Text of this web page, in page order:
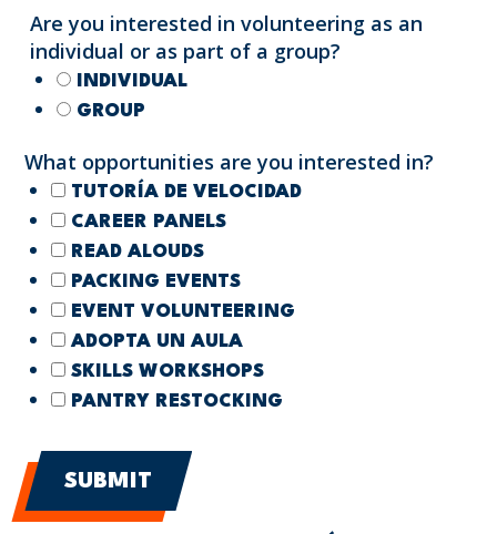
Are you interested in volunteering as an
individual or as part of a group?
INDIVIDUAL
GROUP
What opportunities are you interested in?
TUTORÍA DE VELOCIDAD
CAREER PANELS
READ ALOUDS
PACKING EVENTS
EVENT VOLUNTEERING
ADOPTA UN AULA
SKILLS WORKSHOPS
PANTRY RESTOCKING